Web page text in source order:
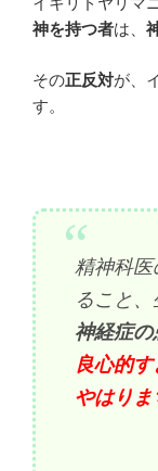
神を持つ者は、
その正反対が、
す。
精神科医
ること、
神経症
良心的
やはり